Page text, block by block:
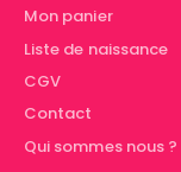
Mon panier
Liste de naissance
CGV
Contact
Qui sommes nous ?